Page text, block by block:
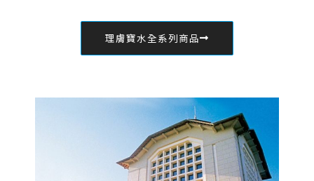
理膚寶水全系列商品